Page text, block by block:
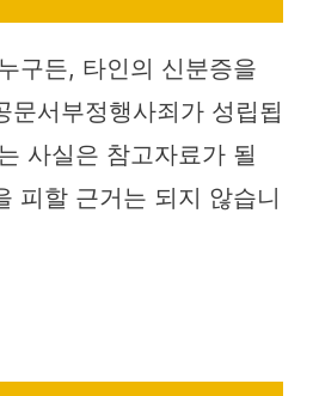
구든, 타인의 신분증을
문서부정행사죄가 성립됩
사실은 참고자료가 될
피할 근거는 되지 않습니